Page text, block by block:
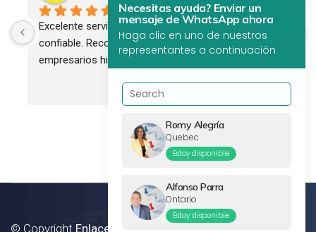
Excelente servicio. Profesional, eficiente y
confiable. Recomendado para todos los
empresarios hispanos.
© Copyright Enlaces Canada Inc.
Necesitas ayuda? Enviar un
mensaje de WhatsApp ahora
Haga clic en uno de nuestros
representantes a continuación
Romy Alegría
Quebec
Estoy disponible
Alfonso Parra
Ontario
Estoy disponible